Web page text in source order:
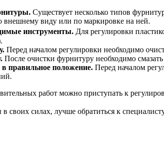
Существует несколько типов
виду или по маркировке на ней.
инструменты. Для регулировки
Перед началом регулировки необходимо
После очистки фурнитуру необходимо
в правильное положение. Перед началом
работ можно приступать к
своих силах, лучше обратиться к